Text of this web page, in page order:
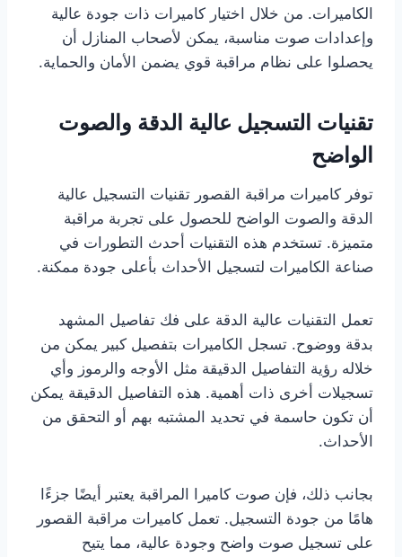
الكاميرات. من خلال اختيار كاميرات ذات جودة عالية
وإعدادات صوت مناسبة، يمكن لأصحاب المنازل أن
يحصلوا على نظام مراقبة قوي يضمن الأمان والحماية.
تقنيات التسجيل عالية الدقة والصوت
الواضح
توفر كاميرات مراقبة القصور تقنيات التسجيل عالية
الدقة والصوت الواضح للحصول على تجربة مراقبة
متميزة. تستخدم هذه التقنيات أحدث التطورات في
صناعة الكاميرات لتسجيل الأحداث بأعلى جودة ممكنة.
تعمل التقنيات عالية الدقة على فك تفاصيل المشهد
بدقة ووضوح. تسجل الكاميرات بتفصيل كبير يمكن من
خلاله رؤية التفاصيل الدقيقة مثل الأوجه والرموز وأي
تسجيلات أخرى ذات أهمية. هذه التفاصيل الدقيقة يمكن
أن تكون حاسمة في تحديد المشتبه بهم أو التحقق من
الأحداث.
بجانب ذلك، فإن صوت كاميرا المراقبة يعتبر أيضًا جزءًا
هامًا من جودة التسجيل. تعمل كاميرات مراقبة القصور
على تسجيل صوت واضح وجودة عالية، مما يتيح